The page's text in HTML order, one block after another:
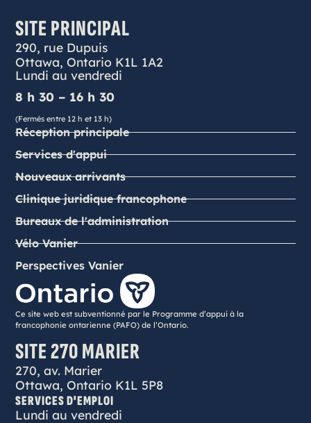
SITE PRINCIPAL
290, rue Dupuis
Ottawa, Ontario K1L 1A2
Lundi au vendredi
8 h 30 – 16 h 30
(Fermés entre 12 h et 13 h)
Réception principale
Services d'appui
Nouveaux arrivants
Clinique juridique francophone
Bureaux de l'administration
Vélo Vanier
Perspectives Vanier
Ce site web est subventionné par le Programme d’appui à la
francophonie ontarienne (PAFO) de l’Ontario.
SITE 270 MARIER
270, av. Marier
Ottawa, Ontario K1L 5P8
SERVICES D'EMPLOI
Lundi au vendredi